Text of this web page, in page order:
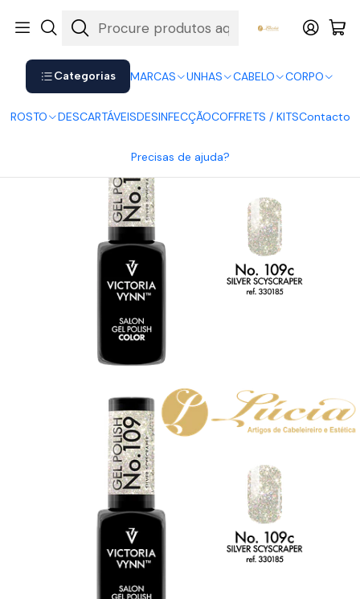
Categorias MARCAS UNHAS CABELO CORPO
ROSTO DESCARTÁVEISDESINFECÇÃOCOFFRETS / KITSContacto
Precisas de ajuda?
Shop now. Pay later with Klarna.
Victoria Vynn Gel Polish 109